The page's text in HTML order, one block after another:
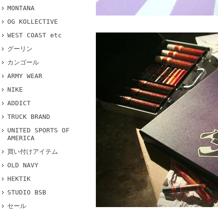
MONTANA
OG KOLLECTIVE
WEST COAST etc
グーリン
カンゴール
ARMY WEAR
NIKE
ADDICT
TRUCK BRAND
UNITED SPORTS OF
AMERICA
買い付けアイテム
OLD NAVY
HEKTIK
STUDIO BSB
セール